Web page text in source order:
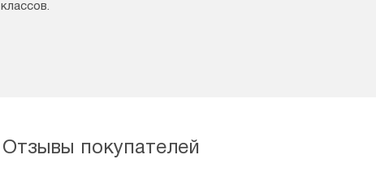
классов.
Отзывы покупателей